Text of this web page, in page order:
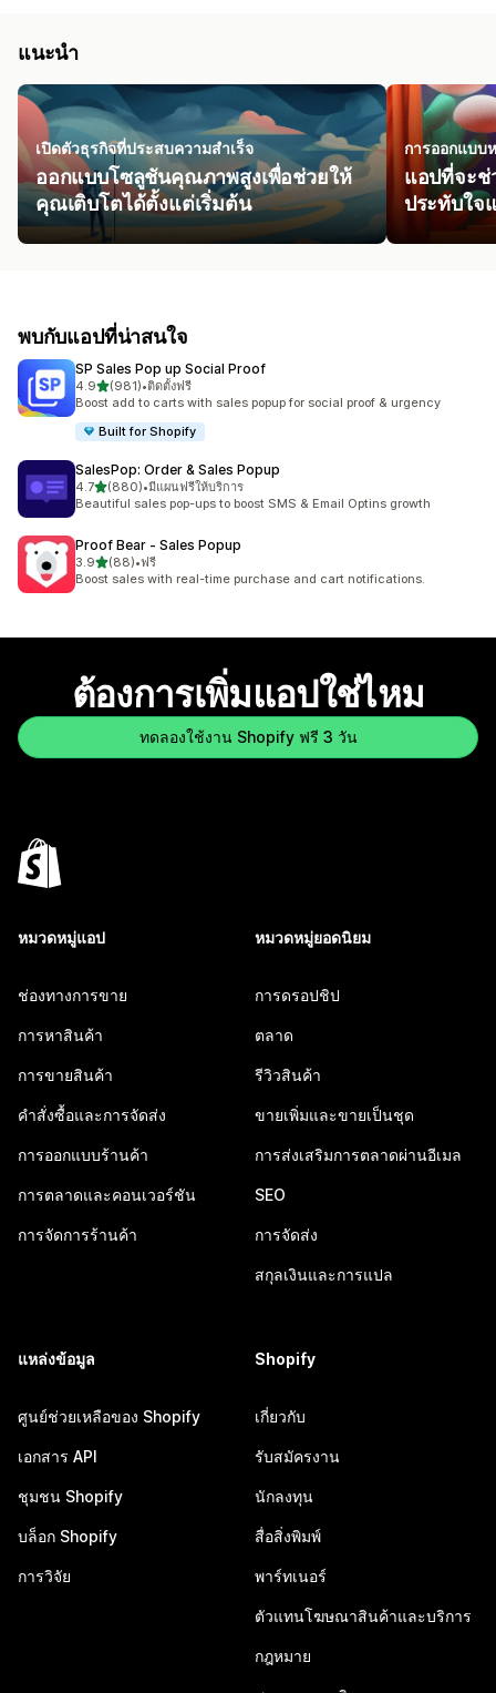
แนะนำ
เปิดตัวธุรกิจที่ประสบความสำเร็จ
ออกแบบโซลูชันคุณภาพสูงเพื่อช่วยให้
คุณเติบโตได้ตั้งแต่เริ่มต้น
การออกแบบ
แอปที่จะ
ประทับใจ
พบกับแอปที่น่าสนใจ
SP Sales Pop up Social Proof
4.9เต็ม 5 ดาว
(981)
ทั้งหมด 981 รีวิว
•ติดตั้งฟรี
Boost add to carts with sales popup for social proof & urgency
Built for Shopify
SalesPop: Order & Sales Popup
4.7เต็ม 5 ดาว
(880)
ทั้งหมด 880 รีวิว
•มีแผนฟรีให้บริการ
Beautiful sales pop-ups to boost SMS & Email Optins growth
Proof Bear ‑ Sales Popup
3.9เต็ม 5 ดาว
(88)
ทั้งหมด 88 รีวิว
•ฟรี
Boost sales with real-time purchase and cart notifications.
ต้องการเพิ่มแอปใช่ไหม
ทดลองใช้งาน Shopify ฟรี 3 วัน
หมวดหมู่แอป
ช่องทางการขาย
การหาสินค้า
การขายสินค้า
คำสั่งซื้อและการจัดส่ง
การออกแบบร้านค้า
การตลาดและคอนเวอร์ชัน
การจัดการร้านค้า
หมวดหมู่ยอดนิยม
การดรอปชิป
ตลาด
รีวิวสินค้า
ขายเพิ่มและขายเป็นชุด
การส่งเสริมการตลาดผ่านอีเมล
SEO
การจัดส่ง
สกุลเงินและการแปล
แหล่งข้อมูล
ศูนย์ช่วยเหลือของ Shopify
เอกสาร API
ชุมชน Shopify
บล็อก Shopify
การวิจัย
Shopify
เกี่ยวกับ
รับสมัครงาน
นักลงทุน
สื่อสิ่งพิมพ์
พาร์ทเนอร์
ตัวแทนโฆษณาสินค้าและบริการ
กฎหมาย